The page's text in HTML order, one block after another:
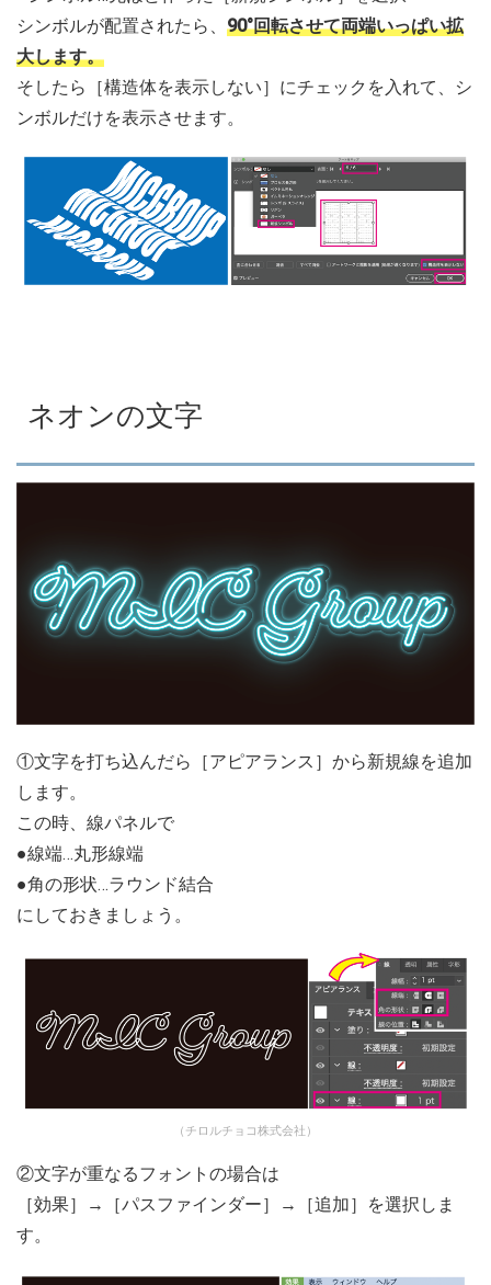
シンボルが配置されたら、 90°回転させて両端いっぱい拡
大します。
そしたら［構造体を表示しない］にチェックを入れて、シ
ンボルだけを表示させます。
ネオンの文字
①文字を打ち込んだら［アピアランス］から新規線を追加
します。
この時、線パネルで
●線端…丸形線端
●角の形状…ラウンド結合
にしておきましょう。
（チロルチョコ株式会社）
②文字が重なるフォントの場合は
［効果］→［パスファインダー］→［追加］を選択しま
す。